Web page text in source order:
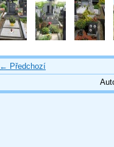
← Předchozí